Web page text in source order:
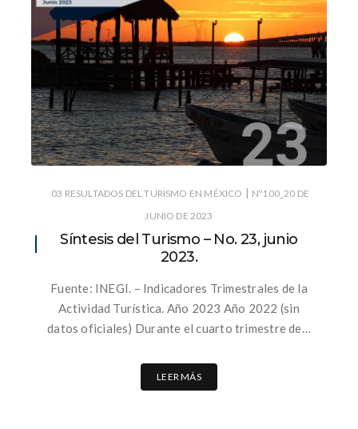
03 RESULTADOS DEL TURISMO EN MÉXICO | Nº100_20 DE
JUNIO DE 2023
Síntesis del Turismo – No. 23, junio
2023.
Fuente: INEGI. – Indicadores Trimestrales de la
Actividad Turística. Año 2023 Año 2022 (sin
datos oficiales) Durante el cuarto trimestre de…
LEER MÁS